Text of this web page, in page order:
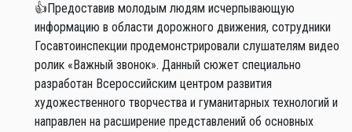
👍Предоставив молодым людям исчерпывающую
информацию в области дорожного движения, сотрудники
Госавтоинспекции продемонстрировали слушателям видео
ролик «Важный звонок». Данный сюжет специально
разработан Всероссийским центром развития
художественного творчества и гуманитарных технологий и
направлен на расширение представлений об основных